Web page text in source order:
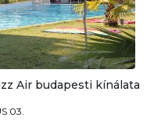
Air budapesti kínálata
03.